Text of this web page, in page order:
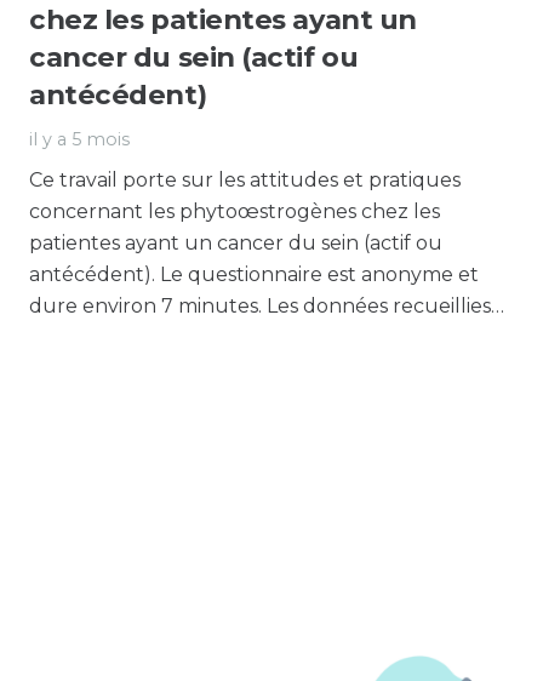
chez les patientes ayant un
cancer du sein (actif ou
antécédent)
il y a 5 mois
Ce travail porte sur les attitudes et pratiques
concernant les phytoœstrogènes chez les
patientes ayant un cancer du sein (actif ou
antécédent). Le questionnaire est anonyme et
dure environ 7 minutes. Les données recueillies…